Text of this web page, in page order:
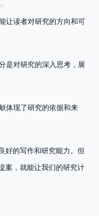
让读者对研究的方向和可
是对研究的深入思考，展
体现了研究的依据和来
好的写作和研究能力。但
案，就能让我们的研究计